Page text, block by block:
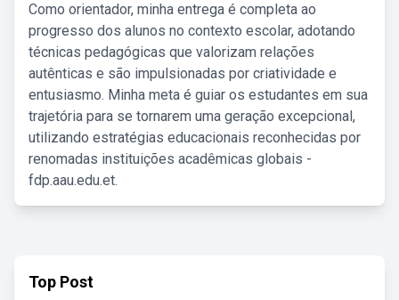
Como orientador, minha entrega é completa ao
progresso dos alunos no contexto escolar, adotando
técnicas pedagógicas que valorizam relações
autênticas e são impulsionadas por criatividade e
entusiasmo. Minha meta é guiar os estudantes em sua
trajetória para se tornarem uma geração excepcional,
utilizando estratégias educacionais reconhecidas por
renomadas instituições acadêmicas globais -
fdp.aau.edu.et.
Top Post